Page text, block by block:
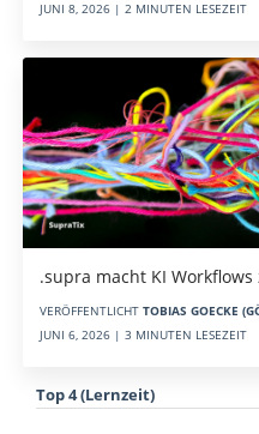
JUNI 8, 2026 | 2 MINUTEN LESEZEIT
.supra macht KI
VERÖFFENTLICHT TOBIAS GOECKE
JUNI 6, 2026 | 3 MINUTEN LESEZEIT
Top 4 (Lernzeit)